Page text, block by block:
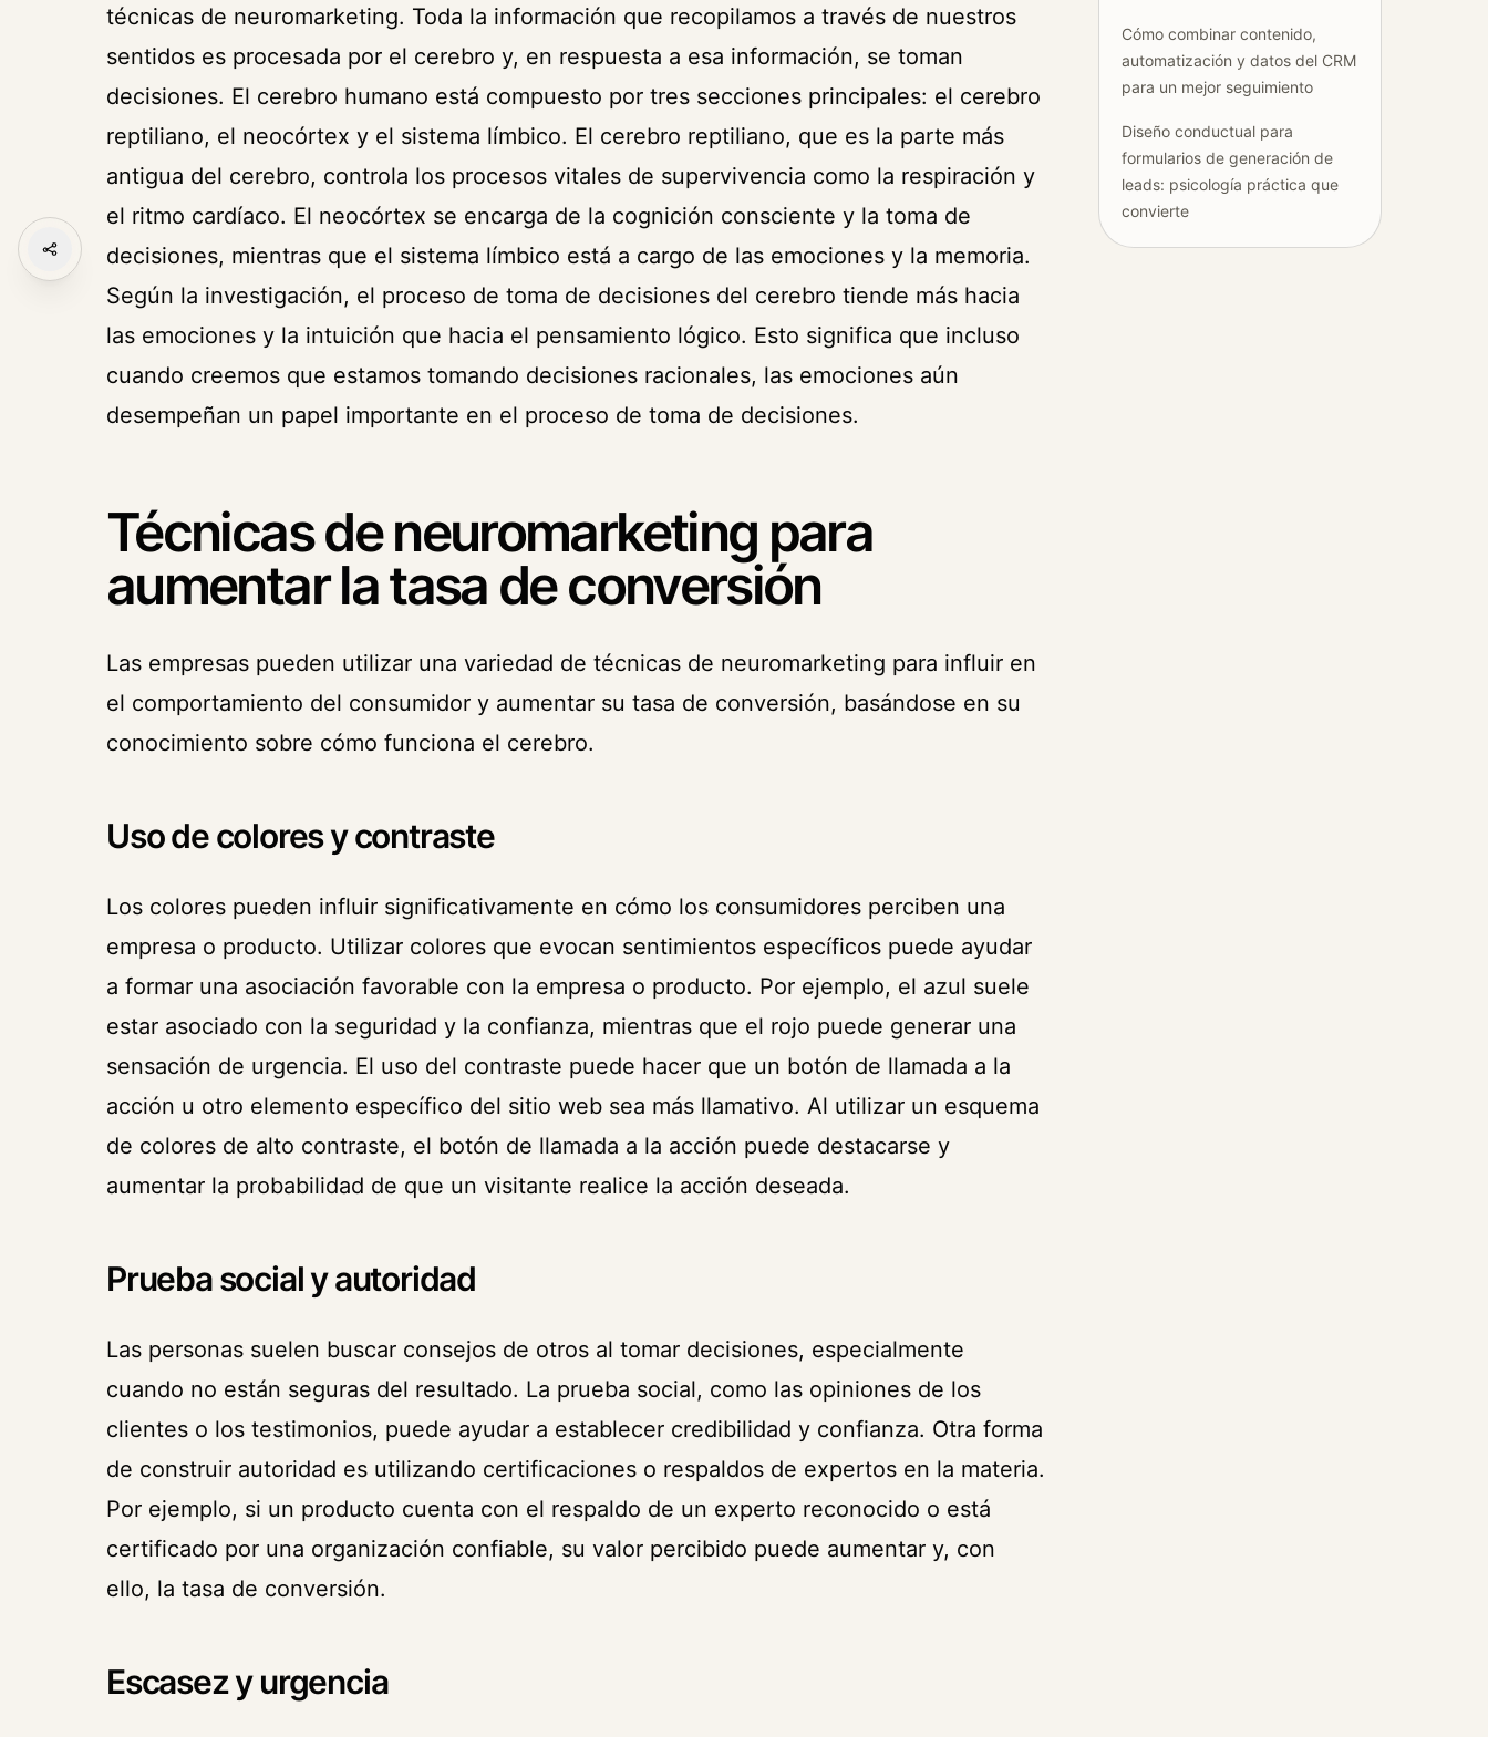
técnicas de neuromarketing. Toda la información que recopilamos a través de nuestros
sentidos es procesada por el cerebro y, en respuesta a esa información, se toman
decisiones. El cerebro humano está compuesto por tres secciones principales: el cerebro
reptiliano, el neocórtex y el sistema límbico. El cerebro reptiliano, que es la parte más
antigua del cerebro, controla los procesos vitales de supervivencia como la respiración y
el ritmo cardíaco. El neocórtex se encarga de la cognición consciente y la toma de
decisiones, mientras que el sistema límbico está a cargo de las emociones y la memoria.
Según la investigación, el proceso de toma de decisiones del cerebro tiende más hacia
las emociones y la intuición que hacia el pensamiento lógico. Esto significa que incluso
cuando creemos que estamos tomando decisiones racionales, las emociones aún
desempeñan un papel importante en el proceso de toma de decisiones.
Técnicas de neuromarketing para
aumentar la tasa de conversión
Las empresas pueden utilizar una variedad de técnicas de neuromarketing para influir en
el comportamiento del consumidor y aumentar su tasa de conversión, basándose en su
conocimiento sobre cómo funciona el cerebro.
Uso de colores y contraste
Los colores pueden influir significativamente en cómo los consumidores perciben una
empresa o producto. Utilizar colores que evocan sentimientos específicos puede ayudar
a formar una asociación favorable con la empresa o producto. Por ejemplo, el azul suele
estar asociado con la seguridad y la confianza, mientras que el rojo puede generar una
sensación de urgencia. El uso del contraste puede hacer que un botón de llamada a la
acción u otro elemento específico del sitio web sea más llamativo. Al utilizar un esquema
de colores de alto contraste, el botón de llamada a la acción puede destacarse y
aumentar la probabilidad de que un visitante realice la acción deseada.
Prueba social y autoridad
Las personas suelen buscar consejos de otros al tomar decisiones, especialmente
cuando no están seguras del resultado. La prueba social, como las opiniones de los
clientes o los testimonios, puede ayudar a establecer credibilidad y confianza. Otra forma
de construir autoridad es utilizando certificaciones o respaldos de expertos en la materia.
Por ejemplo, si un producto cuenta con el respaldo de un experto reconocido o está
certificado por una organización confiable, su valor percibido puede aumentar y, con
ello, la tasa de conversión.
Escasez y urgencia
Cómo combinar contenido,
automatización y datos del CRM
para un mejor seguimiento
Diseño conductual para
formularios de generación de
leads: psicología práctica que
convierte